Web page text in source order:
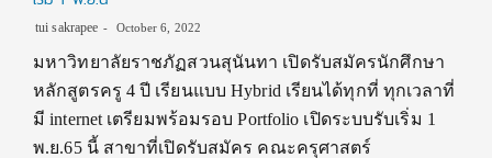
tui sakrapee October 6, 2022
มหาวิทยาลัยราชภัฏสวนสุนันทา เปิดรับสมัครนักศึกษา
หลักสูตรครู 4 ปี เรียนแบบ Hybrid เรียนได้ทุกที่ ทุกเวลาที่
มี internet เตรียมพร้อมรอบ Portfolio เปิดระบบรับเริ่ม 1
พ.ย.65 นี้ สาขาที่เปิดรับสมัคร คณะครุศาสตร์